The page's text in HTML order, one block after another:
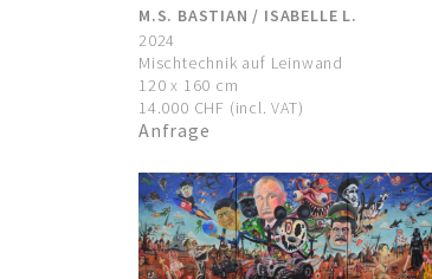
M.S. BASTIAN / ISABELLE L.
2024
Mischtechnik auf Leinwand
120 x 160 cm
14.000 CHF (incl. VAT)
Anfrage